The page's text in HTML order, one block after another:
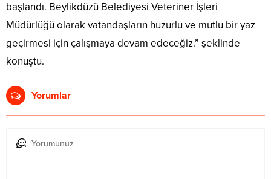
başlandı. Beylikdüzü Belediyesi Veteriner İşleri
Müdürlüğü olarak vatandaşların huzurlu ve mutlu bir yaz
geçirmesi için çalışmaya devam edeceğiz.” şeklinde
konuştu.
Yorumlar